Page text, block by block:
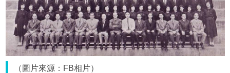
（圖片來源：FB相片）